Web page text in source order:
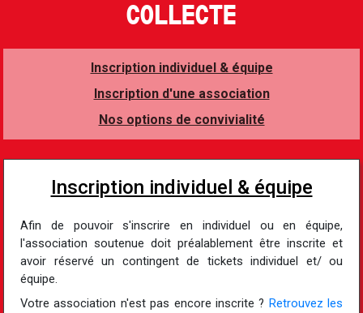
COLLECTE
Inscription individuel & équipe
Inscription d'une association
Nos options de convivialité
Inscription individuel & équipe
Afin de pouvoir s'inscrire en individuel ou en équipe,
l'association soutenue doit préalablement être inscrite et
avoir réservé un contingent de tickets individuel et/ ou
équipe.
Votre association n'est pas encore inscrite ? Retrouvez les